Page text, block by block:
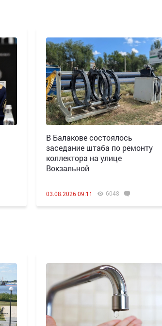
В Балакове состоялось
заседание штаба по ремонту
коллектора на улице
Вокзальной
03.08.2026 09:11 6048